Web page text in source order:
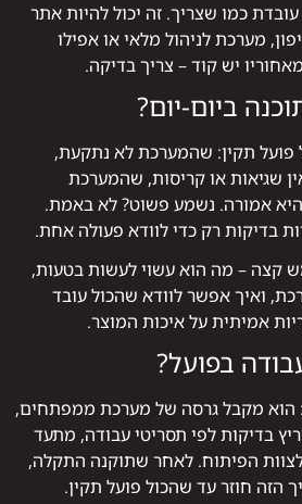
כמו שצריך. זה יכול להיות אתר
מערכת לניהול מלאי או אפילו
יש קוד – צריך בדיקה.
ביום-יום?
פועל תקין: שהמערכת לא נתקעת,
שגיאות או קריסות, שהמערכת
אמורה. נשמע פשוט? לא באמת.
בדיקות רק כדי לוודא פעולה אחת.
קצה – מה הוא עשוי לעשות בטעות,
ואיך אפשר לוודא שהכול עובד
אמיתית על איכות המוצר.
בפועל?
הוא מקבל גרסה של מערכת ממפתחים,
בדיקות לפי תסריטי עבודה, מתעד
הפיתוח. לאחר שתוקנה התקלה,
הזה חוזר עד שהכול פועל תקין.